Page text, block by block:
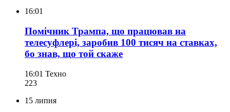
16:01
Помічник Трампа, що працював на
телесуфлері, заробив 100 тисяч на ставках,
бо знав, що той скаже
16:01 Техно
223
15 липня